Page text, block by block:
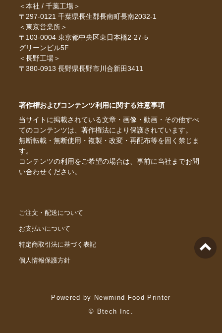
＜本社 / 千葉工場＞
〒297-0121 千葉県長生郡長南町長南2032-1
＜東京営業所＞
〒103-0004 東京都中央区東日本橋2-27-5
グリーンビル5F
＜長野工場＞
〒380-0913 長野県長野市川合新田3411
著作権およびコンテンツ利用に関する注意事項
当サイトに掲載されている文章・画像・動画・その他すべ
てのコンテンツは、著作権法により保護されています。
無断転載・無断使用・複製・改変・再配布等を固く禁じま
す。
コンテンツの利用をご希望の場合は、事前に当社までお問
い合わせください。
ご注文・配送について
お支払いについて
特定商取引法に基づく表記
個人情報保護方針
Powered by Newmind Food Printer
© Btech Inc.